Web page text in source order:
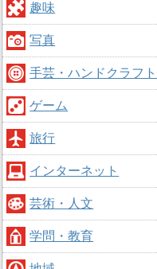
趣味
写真
手芸・ハンドクラフト
ゲーム
旅行
インターネット
芸術・人文
学問・教育